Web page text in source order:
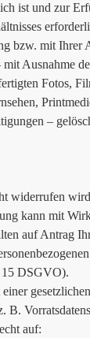
ist und zur
bzw. mit Ihrer
Ausnahme
Fotos,
–
widerrufen
kann mit
auf Antrag
15 DSGVO).
B.
auf: